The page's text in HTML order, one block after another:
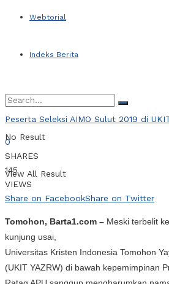
Webtorial
Indeks Berita
No Result
View All Result
Peserta Seleksi AIMO Sulut 2019 di
0
SHARES
145
VIEWS
Share on FacebookShare on Twitter
Tomohon, Barta1.com – Meski terbelit
kunjung usai,
Universitas Kristen Indonesia Tomohon
(UKIT YAZRW) di bawah kepemimpinan